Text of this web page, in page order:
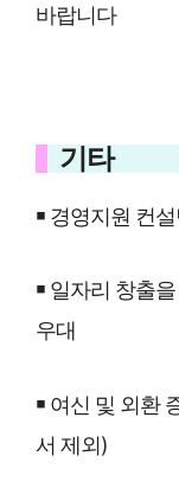
바랍니다
기타
￭ 경영지원 컨
￭ 일자리 창출
우대
￭ 여신 및 외환
서 제외)